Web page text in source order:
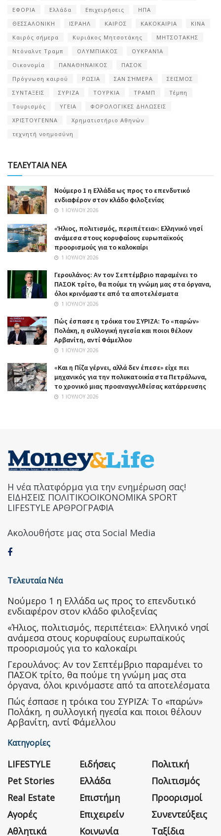
ΕΦΟΡΙΑ
Ελλάδα Επιχειρήσεις
ΗΠΑ
ΘΕΣΣΑΛΟΝΙΚΗ
ΙΣΡΑΗΛ ΚΑΙΡΟΣ ΚΑΚΟΚΑΙΡΙΑ
ΚΙΝΑ
Καιρός σήμερα
Κυριάκος Μητσοτάκης
ΜΗΤΣΟΤΑΚΗΣ
Ντόναλντ Τραμπ
ΟΛΥΜΠΙΑΚΟΣ
ΟΥΚΡΑΝΊΑ
Οικονομία
ΠΑΝΑΘΗΝΑΙΚΟΣ
ΠΑΣΟΚ
Πρόγνωση καιρού
ΡΩΣΙΑ ΣΑΝ ΣΉΜΕΡΑ
ΣΕΙΣΜΟΣ
ΣΥΝΤΑΞΕΙΣ
ΣΥΡΙΖΑ ΤΟΥΡΚΙΑ ΤΡΑΜΠ
Τέμπη
Τουρισμός
ΥΓΕΙΑ
ΦΟΡΟΛΟΓΙΚΕΣ ΔΗΛΩΣΕΙΣ
ΧΡΙΣΤΟΥΓΕΝΝΑ
Χρηματιστήριο Αθηνών
τεχνητή νοημοσύνη
ΤΕΛΕΥΤΑΙΑ ΝΕΑ
Nούμερο 1 η Ελλάδα ως προς το επενδυτικό
ενδιαφέρον στον κλάδο φιλοξενίας
1 ΙΟΥΛΊΟΥ 2026
«Ήλιος, πολιτισμός, περιπέτεια»: Ελληνικό νησί
ανάμεσα στους κορυφαίους ευρωπαϊκούς
προορισμούς για το καλοκαίρι
1 ΙΟΥΛΊΟΥ 2026
Γερουλάνος: Αν τον Σεπτέμβριο παραμένει το
ΠΑΣΟΚ τρίτο, θα πούμε τη γνώμη μας στα όργανα,
όλοι κρινόμαστε από τα αποτελέσματα
1 ΙΟΥΛΊΟΥ 2026
Πώς έσπασε η τρόικα του ΣΥΡΙΖΑ: Το «παρών»
Πολάκη, η συλλογική ηγεσία και ποιοι θέλουν
Αρβανίτη, αντί Φάμελλου
1 ΙΟΥΛΊΟΥ 2026
«Και η Πίζα γέρνει, αλλά δεν έπεσε» είχε πει
μηχανικός για την πολυκατοικία στα Πετράλωνα,
το χρονικό μιας προαναγγελθείσας κατάρρευσης
1 ΙΟΥΛΊΟΥ 2026
Η νέα πλατφόρμα για την ενημέρωση σας!
ΕΙΔΗΣΕΙΣ ΠΟΛΙΤΙΚΟΟΙΚΟΝΟΜΙΚΑ SPORT
LIFESTYLE ΑΡΘΡΟΓΡΑΦΙΑ
Ακολουθήστε μας στα Social Media
Τελευταία Νέα
Nούμερο 1 η Ελλάδα ως προς το επενδυτικό
ενδιαφέρον στον κλάδο φιλοξενίας
«Ήλιος, πολιτισμός, περιπέτεια»: Ελληνικό νησί
ανάμεσα στους κορυφαίους ευρωπαϊκούς
προορισμούς για το καλοκαίρι
Γερουλάνος: Αν τον Σεπτέμβριο παραμένει το
ΠΑΣΟΚ τρίτο, θα πούμε τη γνώμη μας στα
όργανα, όλοι κρινόμαστε από τα αποτελέσματα
Πώς έσπασε η τρόικα του ΣΥΡΙΖΑ: Το «παρών»
Πολάκη, η συλλογική ηγεσία και ποιοι θέλουν
Αρβανίτη, αντί Φάμελλου
Κατηγορίες
LIFESTYLE
Pet Stories
Real Estate
Αγορές
Αθλητικά
Ειδήσεις
Ελλάδα
Επιστήμη
Επιχειρείν
Κοινωνία
Πολιτική
Πολιτισμός
Προορισμοί
Συνεντεύξεις
Ταξίδια